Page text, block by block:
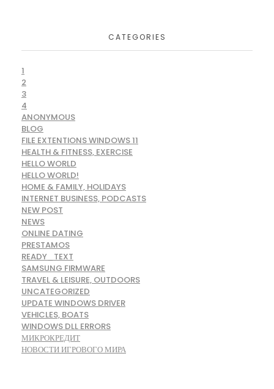
CATEGORIES
1
2
3
4
ANONYMOUS
BLOG
FILE EXTENTIONS WINDOWS 11
HEALTH & FITNESS, EXERCISE
HELLO WORLD
HELLO WORLD!
HOME & FAMILY, HOLIDAYS
INTERNET BUSINESS, PODCASTS
NEW POST
NEWS
ONLINE DATING
PRESTAMOS
READY_TEXT
SAMSUNG FIRMWARE
TRAVEL & LEISURE, OUTDOORS
UNCATEGORIZED
UPDATE WINDOWS DRIVER
VEHICLES, BOATS
WINDOWS DLL ERRORS
МИКРОКРЕДИТ
НОВОСТИ ИГРОВОГО МИРА